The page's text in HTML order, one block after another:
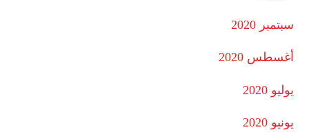
سبتمبر 2020
أغسطس 2020
يوليو 2020
يونيو 2020